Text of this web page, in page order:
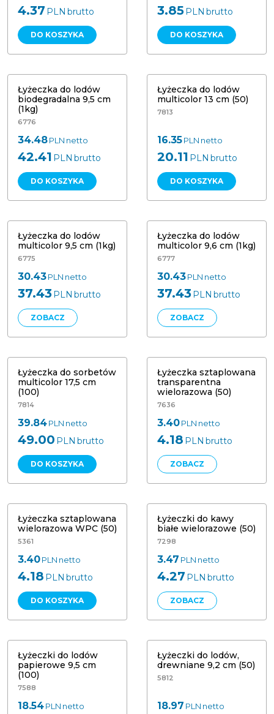
4.37 PLN brutto
DO KOSZYKA
3.85PLN brutto
DO KOSZYKA
Łyżeczka do lodów biodegradalna
Łyżeczka do lodów
biodegradalna 9,5 cm
(1kg)
6776
34.48PLN netto
42.41 PLN brutto
DO KOSZYKA
Łyżeczka do lodów multicolor 13 cm
Łyżeczka do lodów
multicolor 13 cm (50)
7813
16.35PLN netto
20.11 PLN brutto
DO KOSZYKA
Łyżeczka do lodów multicolor 9,5 cm
Łyżeczka do lodów
multicolor 9,5 cm (1kg)
6775
30.43PLN netto
37.43PLN brutto
ZOBACZ
Łyżeczka do lodów multicolor 9,6 cm
Łyżeczka do lodów
multicolor 9,6 cm (1kg)
6777
30.43PLN netto
37.43PLN brutto
ZOBACZ
Łyżeczka do sorbetów multicolor 17,5
Łyżeczka do sorbetów
multicolor 17,5 cm
(100)
7814
39.84PLN netto
49.00 PLN brutto
DO KOSZYKA
Łyżeczka sztaplowana wielorazowa
Łyżeczka sztaplowana
transparentna
wielorazowa (50)
7636
3.40PLN netto
4.18 PLN brutto
ZOBACZ
Łyżeczka sztaplowana wielorazowa
Łyżeczka sztaplowana
wielorazowa WPC (50)
5361
3.40PLN netto
4.18 PLN brutto
DO KOSZYKA
Łyżeczki do kawy białe wielorazowe
Łyżeczki do kawy
białe wielorazowe (50)
7298
3.47 PLN netto
4.27 PLN brutto
ZOBACZ
Łopatka do lodów papierowa 9,5 cm
Łyżeczki do lodów
papierowe 9,5 cm
(100)
7588
18.54PLN netto
Łyżeczki do lodów, drewniane 9,2
Łyżeczki do lodów,
drewniane 9,2 cm (50)
5812
18.97 PLN netto